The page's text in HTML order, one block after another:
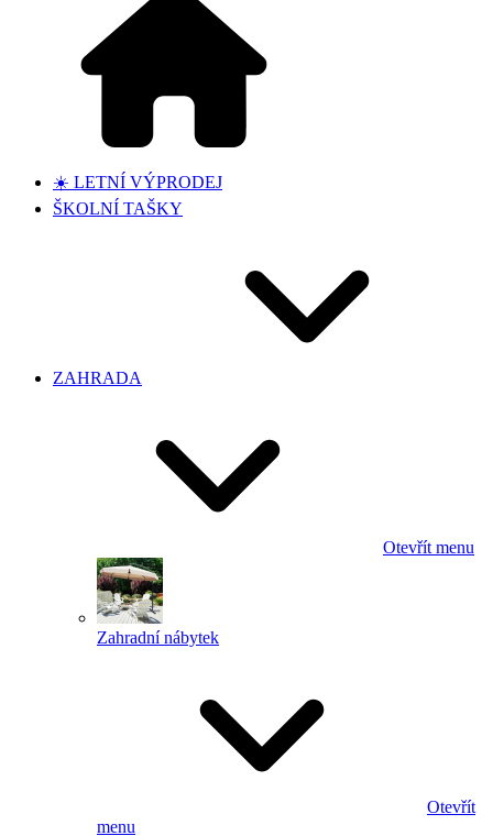
☀️ LETNÍ VÝPRODEJ
ŠKOLNÍ TAŠKY
ZAHRADA
Otevřít menu
Zahradní nábytek
Otevřít
menu